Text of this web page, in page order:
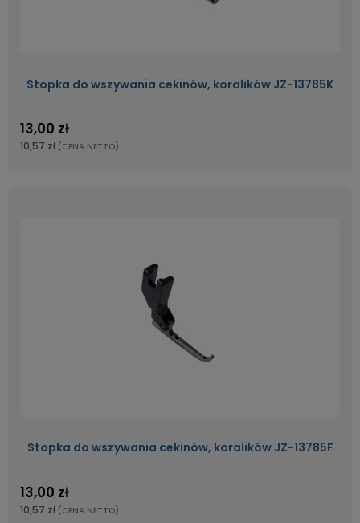
Stopka do wszywania cekinów, koralików JZ-13785K
13,00 zł
10,57 zł (CENA NETTO)
Stopka do wszywania cekinów, koralików JZ-13785F
13,00 zł
10,57 zł (CENA NETTO)